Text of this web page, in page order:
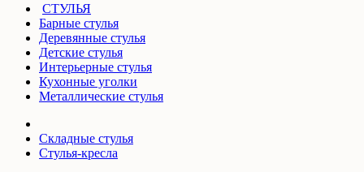
СТУЛЬЯ
Барные стулья
Деревянные стулья
Детские стулья
Интерьерные стулья
Кухонные уголки
Металлические стулья
Складные стулья
Стулья-кресла